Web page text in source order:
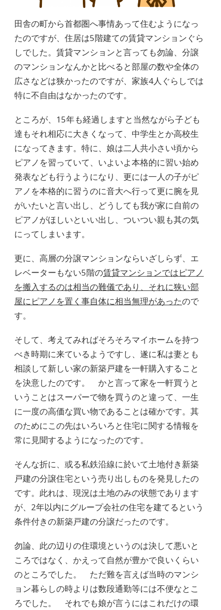
田舎の町から首都圏へ事情あって住むようになっ
たのですが、住居は5階建ての賃貸マンションぐら
しでした。賃貸マンションと言っても勿論、分譲
のマンションなんかと比べると部屋の数や全体の
広さなどは狭かったのですが、家族4人ぐらしでは
特に不自由はなかったのです。
ところが、15年も経過しますと当然ながら子ども
達もそれ相応に大きくなって、中学生とか高校生
になってきます。特に、娘は二人共小さい頃から
ピアノを習っていて、いよいよ本格的に習い始め
発表なども行うようになり、更には一人の子がピ
アノを本格的に習うのに音大へ行って更に腕を見
がいたいと言い出し、どうしても我が家に自前の
ピアノがほしいといい出し、ついつい親も其の気
にってしまいます。
更に、高層の分譲マンションならいざしらず、エ
レベーターもない5階の賃貸マンションではピアノ
を搬入するのは相当の難儀であり、それに狭い部
屋にピアノを置く事自体に相当無理があったので
す。
そして、考えてみればそろそろマイホームを持つ
べき時期に来ているようですし、遂に私は妻とも
相談して新しい家の新築戸建を一軒購入すること
を決意したのです。 かと言って家を一軒買うと
いうことはスーパーで物を買うのと違って、一生
に一度の高価な買い物であることは確かです。其
のためにこの先はいろいろと住宅に関する情報を
常に見聞するようになったのです。
そんな折に、或る私鉄沿線に於いて土地付き新築
戸建の分譲住宅という売り出しものを発見したの
です。此れは、現況は土地のみの状態であります
が、2年以内にグループ会社の住宅を建てるという
条件付きの新築戸建の分譲だったのです。
勿論、此の辺りの住環境というのは決して悪いと
ころではなく、かえって自然が豊かで良いくらい
のところでした。 ただ難を言えば当時のマンシ
ョン暮らしの時よりは数段通勤等には不便なとこ
ろでした。 それでも娘が言うにはこれだけの環